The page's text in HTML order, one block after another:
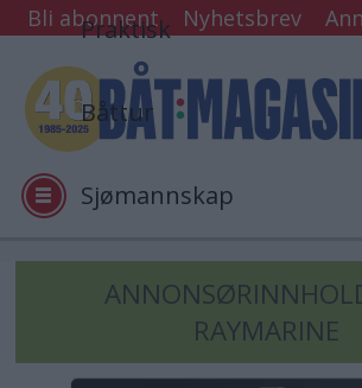
Bli abonnent Nyhetsbrev
Praktisk
Båttur
Sjømannskap
Tester
Arkiv
lighthouseRAYMARINE